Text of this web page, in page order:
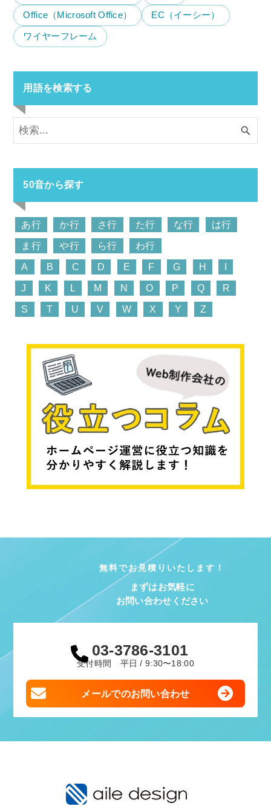
Office（Microsoft Office） EC（イーシー）
ワイヤーフレーム
用語を検索する
50音から探す
あ行 か行 さ行 た行 な行 は行
ま行 や行 ら行 わ行
A B C D E F G H
J K L M N O P Q R
S T U V W X Y Z
無料でお見積りいたします！
まずはお気軽に
お問い合わせください
03-3786-3101
受付時間 平日 / 9:30〜18:00
メールでのお問い合わせ